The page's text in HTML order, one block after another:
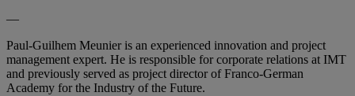
—
Paul-Guilhem Meunier is an experienced innovation and project
management expert. He is responsible for corporate relations at IMT
and previously served as project director of Franco-German
Academy for the Industry of the Future.